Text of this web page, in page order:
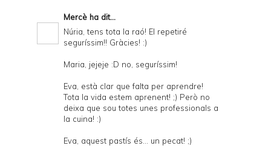
Mercè ha dit...
Núria, tens tota la raó! El repetiré
seguríssim!! Gràcies! :)
Maria, jejeje :D no, seguríssim!
Eva, està clar que falta per aprendre!
Tota la vida estem aprenent! ;) Però no
deixa que sou totes unes professionals a
la cuina! :)
Eva, aquest pastís és... un pecat! ;)